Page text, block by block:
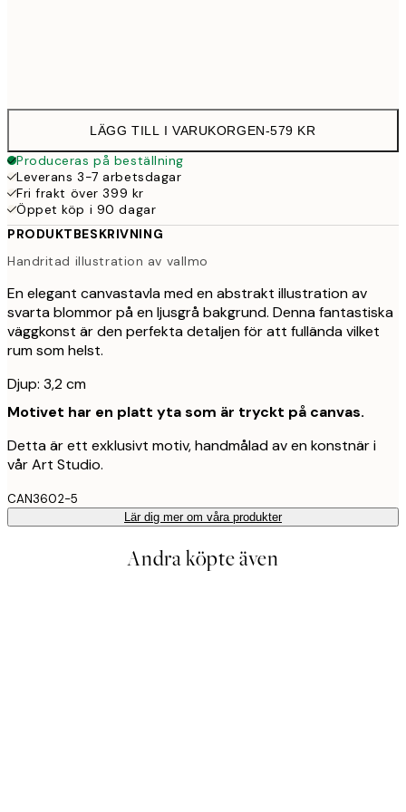
LÄGG TILL I VARUKORGEN-579 KR
Produceras på beställning
Leverans 3-7 arbetsdagar
Fri frakt över 399 kr
Öppet köp i 90 dagar
PRODUKTBESKRIVNING
Handritad illustration av vallmo
En elegant canvastavla med en abstrakt illustration av
svarta blommor på en ljusgrå bakgrund. Denna fantastiska
väggkonst är den perfekta detaljen för att fullända vilket
rum som helst.
Djup: 3,2 cm
Motivet har en platt yta som är tryckt på canvas.
Detta är ett exklusivt motiv, handmålad av en konstnär i
vår Art Studio.
CAN3602-5
Lär dig mer om våra produkter
Andra köpte även